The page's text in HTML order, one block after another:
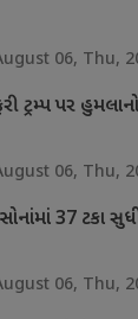
06, Thu,
ટ્રમ્પ પર
06, Thu,
37 ટકા
06, Thu,